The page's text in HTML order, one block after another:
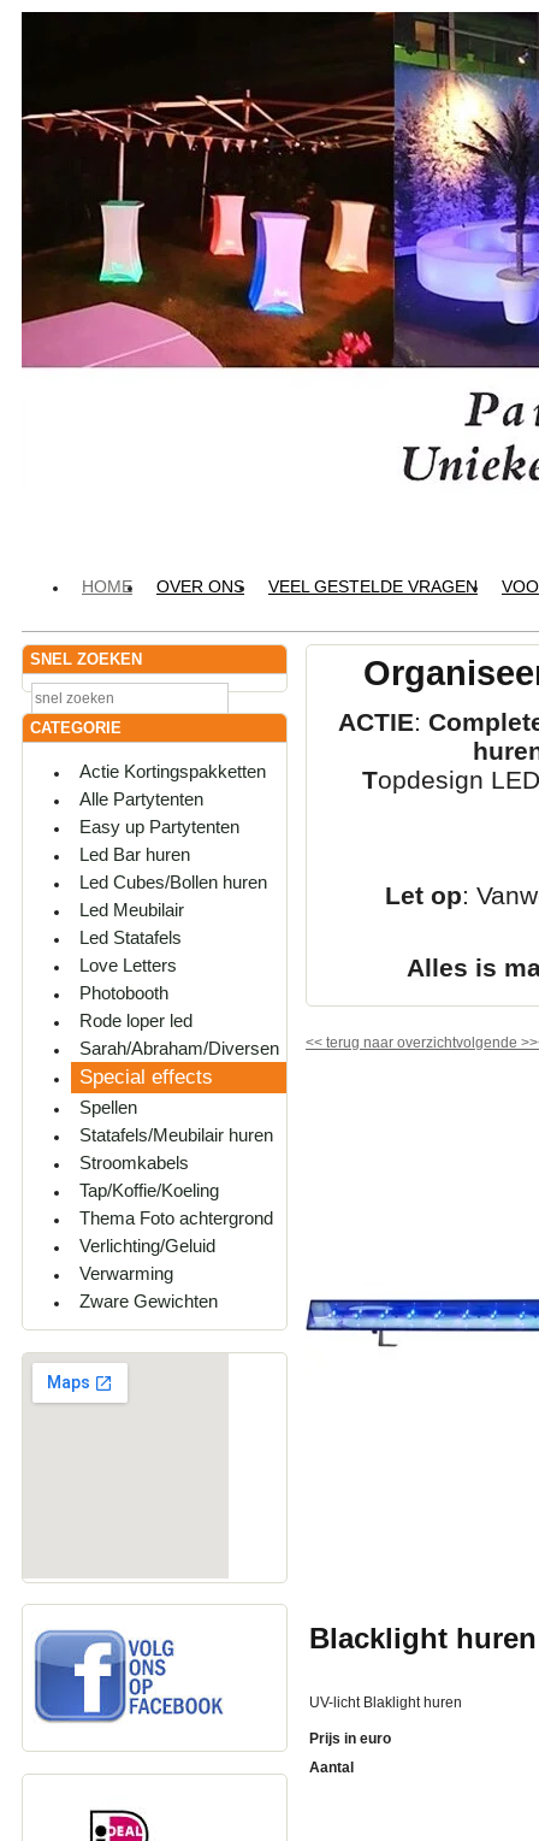
HOME OVER ONS VEEL GESTELDE VRAGEN
SNEL ZOEKEN
CATEGORIE
Actie Kortingspakketten
Alle Partytenten
Easy up Partytenten
Led Bar huren
Led Cubes/Bollen huren
Led Meubilair
Led Statafels
Love Letters
Photobooth
Rode loper led
Sarah/Abraham/Diversen
Special effects
Spellen
Statafels/Meubilair huren
Stroomkabels
Tap/Koffie/Koeling
Thema Foto achtergrond
Verlichting/Geluid
Verwarming
Zware Gewichten
ACTIE:
Topdesign
Let op:
Alles is
<< terug naar overzichtvolgende >>
Blacklight
UV-licht Blaklight huren
Prijs in euro
Aantal